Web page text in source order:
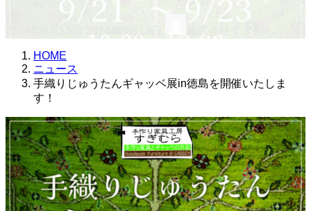
最
終
日
時
HOME
ニュース
手織りじゅうたんギャッベ展in徳島を開催いたしま
す！